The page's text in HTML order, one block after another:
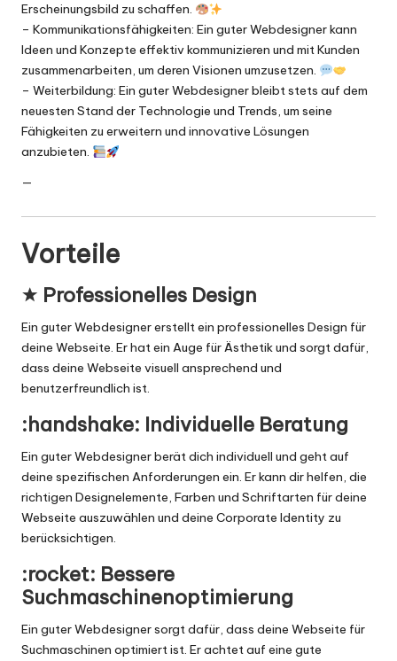
Erscheinungsbild zu schaffen.
– Kommunikationsfähigkeiten: Ein guter Webdesigner kann
Ideen und Konzepte effektiv kommunizieren und mit Kunden
zusammenarbeiten, um deren Visionen umzusetzen.
– Weiterbildung: Ein guter Webdesigner bleibt stets auf dem
neuesten Stand der Technologie und Trends, um seine
Fähigkeiten zu erweitern und innovative Lösungen
anzubieten.
—
Vorteile
:star: Professionelles Design
Ein guter Webdesigner erstellt ein professionelles Design für
deine Webseite. Er hat ein Auge für Ästhetik und sorgt dafür,
dass deine Webseite visuell ansprechend und
benutzerfreundlich ist.
:handshake: Individuelle Beratung
Ein guter Webdesigner berät dich individuell und geht auf
deine spezifischen Anforderungen ein. Er kann dir helfen, die
richtigen Designelemente, Farben und Schriftarten für deine
Webseite auszuwählen und deine Corporate Identity zu
berücksichtigen.
:rocket: Bessere
Suchmaschinenoptimierung
Ein guter Webdesigner sorgt dafür, dass deine Webseite für
Suchmaschinen optimiert ist. Er achtet auf eine gute